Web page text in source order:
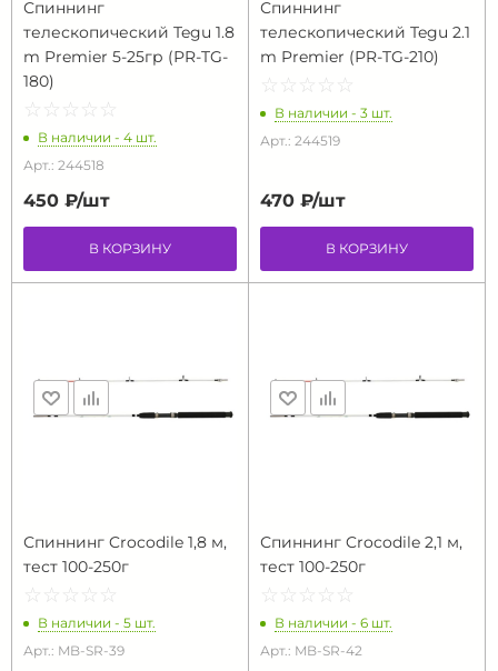
Спиннинг
телескопический Tegu 1.8
m Premier 5-25гр (РR-TG-
180)
☆ ☆ ☆ ☆ ☆
★ ★ ★ ★ ★
В наличии - 4 шт.
Арт.: 244518
450 ₽/шт
В КОРЗИНУ
Спиннинг
телескопический Tegu 2.1
m Premier (РR-TG-210)
☆ ☆ ☆ ☆ ☆
★ ★ ★ ★ ★
В наличии - 3 шт.
Арт.: 244519
470 ₽/шт
В КОРЗИНУ
Спиннинг Crocodile 1,8 м,
тест 100-250г
☆ ☆ ☆ ☆ ☆
★ ★ ★ ★ ★
В наличии - 5 шт.
Арт.: MB-SR-39
Спиннинг Crocodile 2,1 м,
тест 100-250г
☆ ☆ ☆ ☆ ☆
★ ★ ★ ★ ★
В наличии - 6 шт.
Арт.: MB-SR-42